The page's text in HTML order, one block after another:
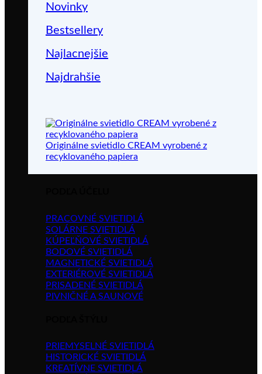
Novinky
Bestsellery
Najlacnejšie
Najdrahšie
Originálne svietidlo CREAM vyrobené z
recyklovaného papiera
PRACOVNÉ SVIETIDLÁ
SOLÁRNE SVIETIDLÁ
KÚPEĽŇOVÉ SVIETIDLÁ
BODOVÉ SVIETIDLÁ
MAGNETICKÉ SVIETIDLÁ
EXTERIÉROVÉ SVIETIDLÁ
PRISADENÉ SVIETIDLÁ
PIVNIČNÉ A SAUNOVÉ
PRIEMYSELNÉ SVIETIDLÁ
HISTORICKÉ SVIETIDLÁ
KREATÍVNE SVIETIDLÁ